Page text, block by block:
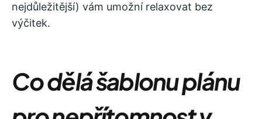
nejdůležitější) vám umožní relaxovat bez
výčitek.
Co dělá šablonu plánu